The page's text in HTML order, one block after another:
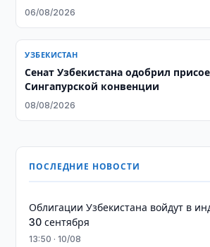
06/08/2026
УЗБЕКИСТАН
Сенат Узбекистана одобрил
Сингапурской конвенции
08/08/2026
ПОСЛЕДНИЕ НОВОСТИ
Облигации Узбекистана войдут в
30 сентября
13:50 · 10/08